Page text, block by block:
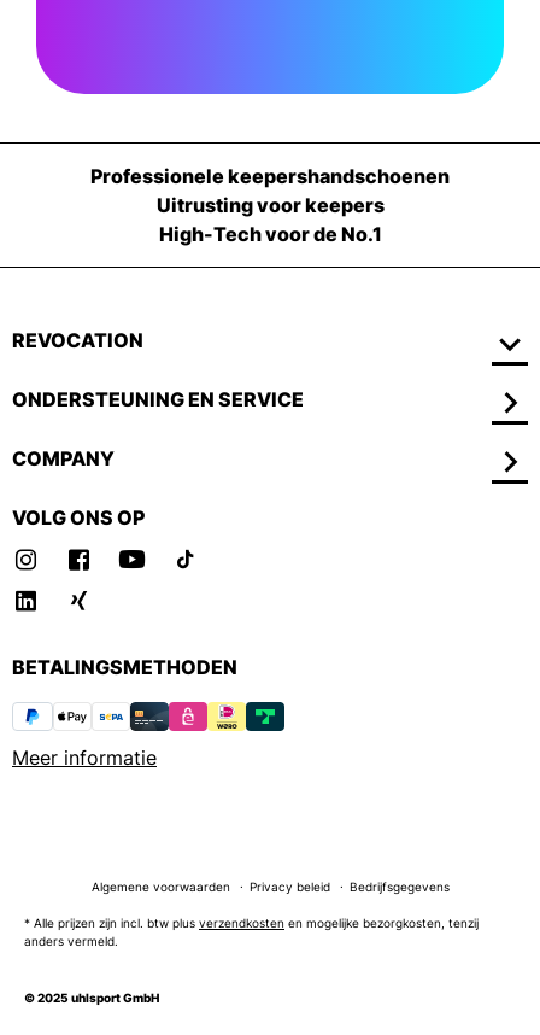
Professionele keepershandschoenen
Uitrusting voor keepers
High-Tech voor de No.1
REVOCATION
ONDERSTEUNING EN SERVICE
COMPANY
VOLG ONS OP
BETALINGSMETHODEN
Meer informatie
Algemene voorwaarden Privacy beleid Bedrijfsgegevens
© 2025 uhlsport GmbH
* Alle prijzen zijn incl. btw plus verzendkosten en mogelijke bezorgkosten, tenzij
anders vermeld.